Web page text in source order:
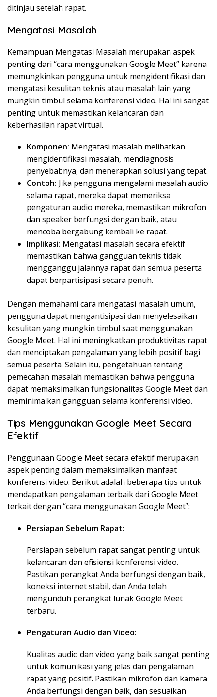
ditinjau setelah rapat.
Mengatasi Masalah
Kemampuan Mengatasi Masalah merupakan aspek
penting dari “cara menggunakan Google Meet” karena
memungkinkan pengguna untuk mengidentifikasi dan
mengatasi kesulitan teknis atau masalah lain yang
mungkin timbul selama konferensi video. Hal ini sangat
penting untuk memastikan kelancaran dan
keberhasilan rapat virtual.
Komponen: Mengatasi masalah melibatkan
mengidentifikasi masalah, mendiagnosis
penyebabnya, dan menerapkan solusi yang tepat.
Contoh: Jika pengguna mengalami masalah audio
selama rapat, mereka dapat memeriksa
pengaturan audio mereka, memastikan mikrofon
dan speaker berfungsi dengan baik, atau
mencoba bergabung kembali ke rapat.
Implikasi: Mengatasi masalah secara efektif
memastikan bahwa gangguan teknis tidak
mengganggu jalannya rapat dan semua peserta
dapat berpartisipasi secara penuh.
Dengan memahami cara mengatasi masalah umum,
pengguna dapat mengantisipasi dan menyelesaikan
kesulitan yang mungkin timbul saat menggunakan
Google Meet. Hal ini meningkatkan produktivitas rapat
dan menciptakan pengalaman yang lebih positif bagi
semua peserta. Selain itu, pengetahuan tentang
pemecahan masalah memastikan bahwa pengguna
dapat memaksimalkan fungsionalitas Google Meet dan
meminimalkan gangguan selama konferensi video.
Tips Menggunakan Google Meet Secara
Efektif
Penggunaan Google Meet secara efektif merupakan
aspek penting dalam memaksimalkan manfaat
konferensi video. Berikut adalah beberapa tips untuk
mendapatkan pengalaman terbaik dari Google Meet
terkait dengan “cara menggunakan Google Meet”:
Persiapan Sebelum Rapat:
Persiapan sebelum rapat sangat penting untuk
kelancaran dan efisiensi konferensi video.
Pastikan perangkat Anda berfungsi dengan baik,
koneksi internet stabil, dan Anda telah
mengunduh perangkat lunak Google Meet
terbaru.
Pengaturan Audio dan Video:
Kualitas audio dan video yang baik sangat penting
untuk komunikasi yang jelas dan pengalaman
rapat yang positif. Pastikan mikrofon dan kamera
Anda berfungsi dengan baik, dan sesuaikan